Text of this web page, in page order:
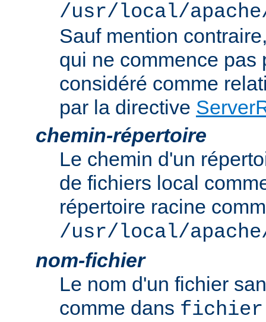
/usr/local/
Sauf mention
qui ne commence pas
considéré comme
par la directive
chemin-répertoire
Le chemin d'un
de fichiers local
répertoire racine
/usr/local/
nom-fichier
Le nom d'un fichier
comme dans